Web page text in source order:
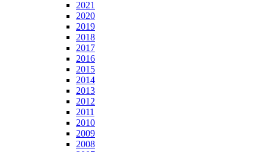
2021
2020
2019
2018
2017
2016
2015
2014
2013
2012
2011
2010
2009
2008